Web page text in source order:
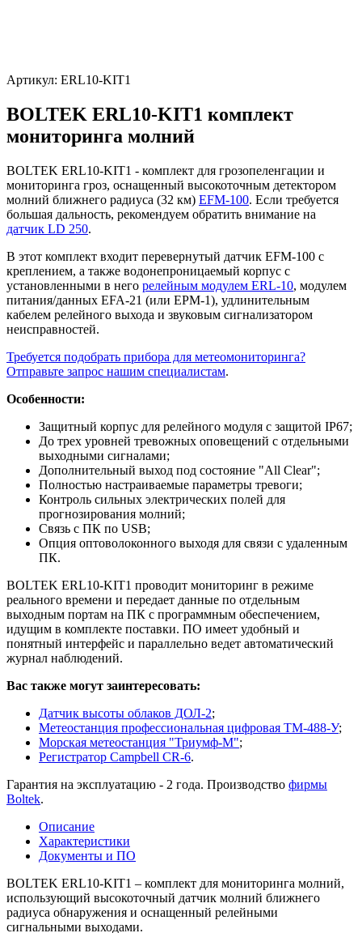
Артикул: ERL10-KIT1
BOLTEK ERL10-KIT1 комплект
мониторинга молний
BOLTEK ERL10-KIT1 - комплект для грозопеленгации и
мониторинга гроз, оснащенный высокоточным детектором
молний ближнего радиуса (32 км) EFM-100. Если требуется
большая дальность, рекомендуем обратить внимание на
датчик LD 250.
В этот комплект входит перевернутый датчик EFM-100 с
креплением, а также водонепроницаемый корпус с
установленными в него релейным модулем ERL-10, модулем
питания/данных EFA-21 (или EPM-1), удлинительным
кабелем релейного выхода и звуковым сигнализатором
неисправностей.
Требуется подобрать прибора для метеомониторинга?
Отправьте запрос нашим специалистам.
Особенности:
Защитный корпус для релейного модуля с защитой IP67;
До трех уровней тревожных оповещений с отдельными
выходными сигналами;
Дополнительный выход под состояние "All Clear";
Полностью настраиваемые параметры тревоги;
Контроль сильных электрических полей для
прогнозирования молний;
Связь с ПК по USB;
Опция оптоволоконного выходя для связи с удаленным
ПК.
BOLTEK ERL10-KIT1 проводит мониторинг в режиме
реального времени и передает данные по отдельным
выходным портам на ПК с программным обеспечением,
идущим в комплекте поставки. ПО имеет удобный и
понятный интерфейс и параллельно ведет автоматический
журнал наблюдений.
Вас также могут заинтересовать:
Датчик высоты облаков ДОЛ-2;
Метеостанция профессиональная цифровая ТМ-488-У;
Морская метеостанция "Триумф-М";
Регистратор Campbell CR-6.
Гарантия на эксплуатацию - 2 года. Производство фирмы
Boltek.
Описание
Характеристики
Документы и ПО
BOLTEK ERL10-KIT1 – комплект для мониторинга молний,
использующий высокоточный датчик молний ближнего
радиуса обнаружения и оснащенный релейными
сигнальными выходами.